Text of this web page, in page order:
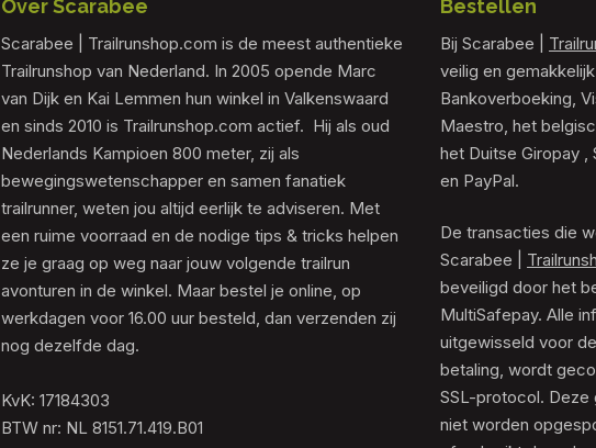
Over Scarabee
Scarabee | Trailrunshop.com is de meest authentieke
Trailrunshop van Nederland. In 2005 opende Marc
van Dijk en Kai Lemmen hun winkel in Valkenswaard
en sinds 2010 is Trailrunshop.com actief. Hij als oud
Nederlands Kampioen 800 meter, zij als
bewegingswetenschapper en samen fanatiek
trailrunner, weten jou altijd eerlijk te adviseren. Met
een ruime voorraad en de nodige tips & tricks helpen
ze je graag op weg naar jouw volgende trailrun
avonturen in de winkel. Maar bestel je online, op
werkdagen voor 16.00 uur besteld, dan verzenden zij
nog dezelfde dag.
KvK: 17184303
BTW nr: NL 8151.71.419.B01
Bestellen
Bij Scarabee |
veilig en
Bankoverboeking,
Maestro, het
het Duitse Giropay ,
en PayPal.
De transacties die
Scarabee |
beveiligd door het
MultiSafepay. Alle
uitgewisseld voor
betaling, wordt
SSL-protocol. Deze
niet worden